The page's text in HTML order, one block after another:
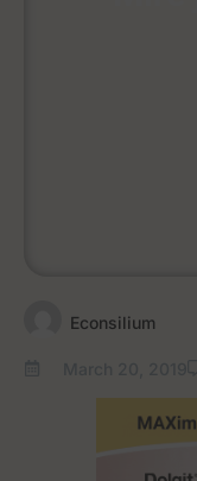
Econsilium